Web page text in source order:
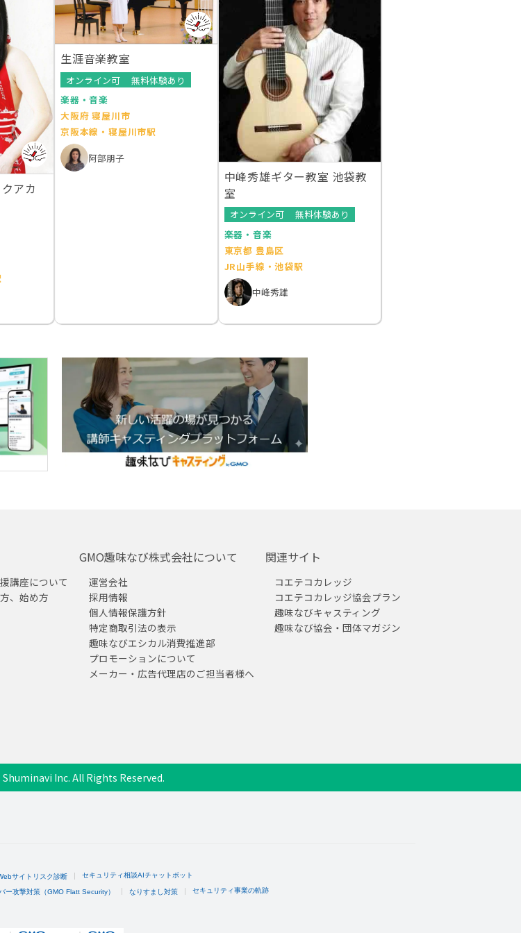
アカ
生涯音楽教室
オンライン可
無料体験あり
楽器・音楽
大阪府 寝屋川市
京阪本線・寝屋川市駅
阿部朋子
中峰秀雄ギター教室 池袋教
室
オンライン可
無料体験あり
楽器・音楽
東京都 豊島区
JR山手線・池袋駅
中峰秀雄
講座について
、始め方
GMO趣味なび株式会社について
運営会社
採用情報
個人情報保護方針
特定商取引法の表示
趣味なびエシカル消費推進部
プロモーションについて
メーカー・広告代理店のご担当者様へ
関連サイト
コエテコカレッジ
コエテコカレッジ協会プラン
趣味なびキャスティング
趣味なび協会・団体マガジン
Shuminavi Inc. All Rights Reserved.